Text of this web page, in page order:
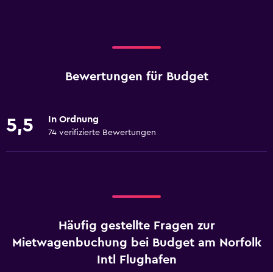
Bewertungen für Budget
5,5 In Ordnung
74 verifizierte Bewertungen
Häufig gestellte Fragen zur
Mietwagenbuchung bei Budget am Norfolk
Intl Flughafen